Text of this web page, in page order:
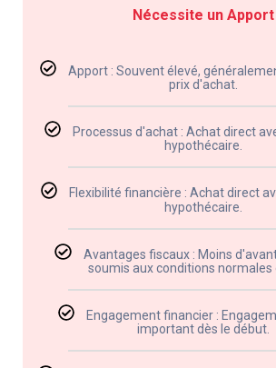
Nécessite un Apport
Apport : Souvent élevé,
prix d'achat.
Processus d'achat : Achat direct
hypothécaire.
Flexibilité financière : Achat direct
hypothécaire.
Avantages fiscaux : Moins
soumis aux conditions normales
Engagement financier :
important dès le début.